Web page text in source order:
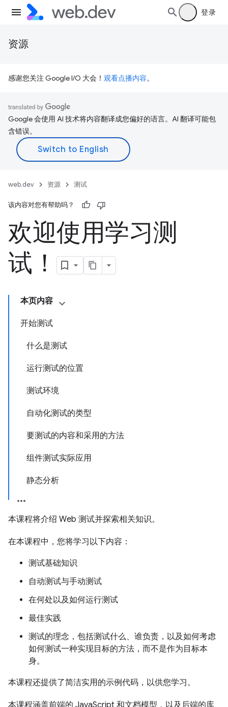
登录
资源
感谢您关注 Google I/O 大会！ 观看点播内容。
Google 会使用 AI 技术将内容翻译成您偏好的语言。AI 翻译可能包
含错误。
web.dev 资源 测试
该内容对您有帮助吗？
欢迎使用学习测
试！
本页内容
开始测试
什么是测试
运行测试的位置
测试环境
自动化测试的类型
要测试的内容和采用的方法
组件测试实际应用
静态分析
本课程将介绍 Web 测试并探索相关知识。
在本课程中，您将学习以下内容：
测试基础知识
自动测试与手动测试
在何处以及如何运行测试
最佳实践
测试的理念，包括测试什么、谁负责，以及如何考虑
如何测试一种实现目标的方法，而不是作为目标本
身。
本课程还提供了简洁实用的示例代码，以供您学习。
本课程涵盖前端的 JavaScript 和文档模型，以及后端的库